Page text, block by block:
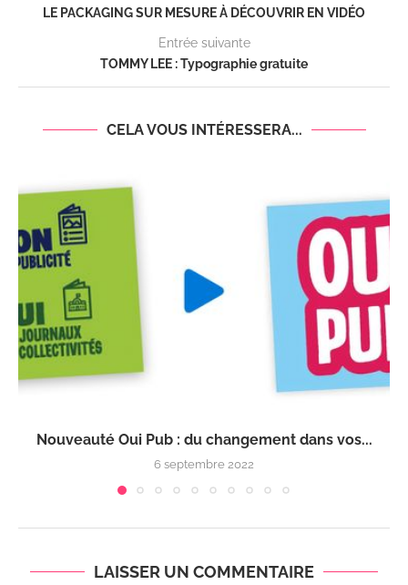
LE PACKAGING SUR MESURE À DÉCOUVRIR EN VIDÉO
Entrée suivante
TOMMY LEE : Typographie gratuite
CELA VOUS INTÉRESSERA...
Nouveauté Oui Pub : du changement dans vos...
6 septembre 2022
LAISSER UN COMMENTAIRE